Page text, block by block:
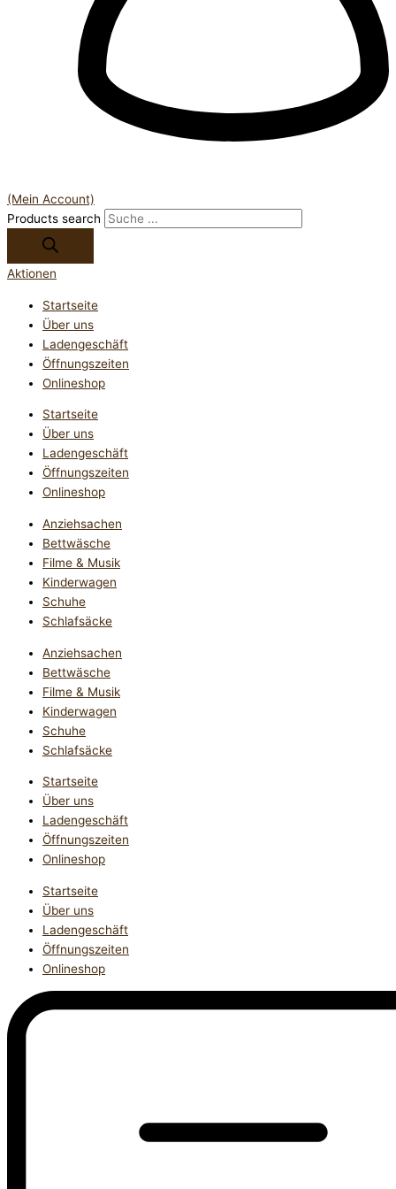
(Mein Account)
Products search
Aktionen
Startseite
Über uns
Ladengeschäft
Öffnungszeiten
Onlineshop
Startseite
Über uns
Ladengeschäft
Öffnungszeiten
Onlineshop
Anziehsachen
Bettwäsche
Filme & Musik
Kinderwagen
Schuhe
Schlafsäcke
Anziehsachen
Bettwäsche
Filme & Musik
Kinderwagen
Schuhe
Schlafsäcke
Startseite
Über uns
Ladengeschäft
Öffnungszeiten
Onlineshop
Startseite
Über uns
Ladengeschäft
Öffnungszeiten
Onlineshop